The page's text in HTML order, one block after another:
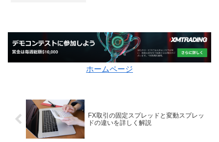
ホームページ
FX取引の固定スプレッドと変動スプレッ
ドの違いを詳しく解説